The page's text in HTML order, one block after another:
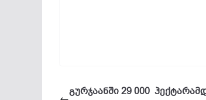
გურჯაანში 29 000